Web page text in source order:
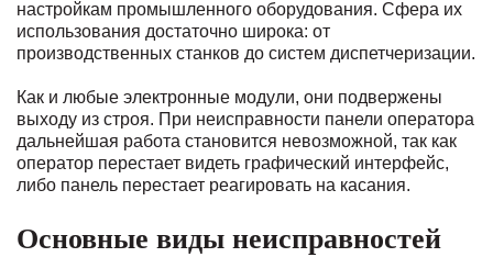
настройкам промышленного оборудования. Сфера их
использования достаточно широка: от
производственных станков до систем диспетчеризации.
Как и любые электронные модули, они подвержены
выходу из строя. При неисправности панели оператора
дальнейшая работа становится невозможной, так как
оператор перестает видеть графический интерфейс,
либо панель перестает реагировать на касания.
Основные виды неисправностей